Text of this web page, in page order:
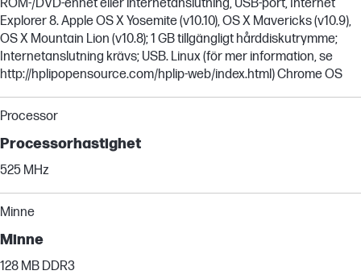
ROM-/DVD-enhet eller internetanslutning, USB-port, Internet
Explorer 8. Apple OS X Yosemite (v10.10), OS X Mavericks (v10.9),
OS X Mountain Lion (v10.8); 1 GB tillgängligt hårddiskutrymme;
Internetanslutning krävs; USB. Linux (för mer information, se
http://hplipopensource.com/hplip-web/index.html) Chrome OS
Processor
Processorhastighet
525 MHz
Minne
Minne
128 MB DDR3